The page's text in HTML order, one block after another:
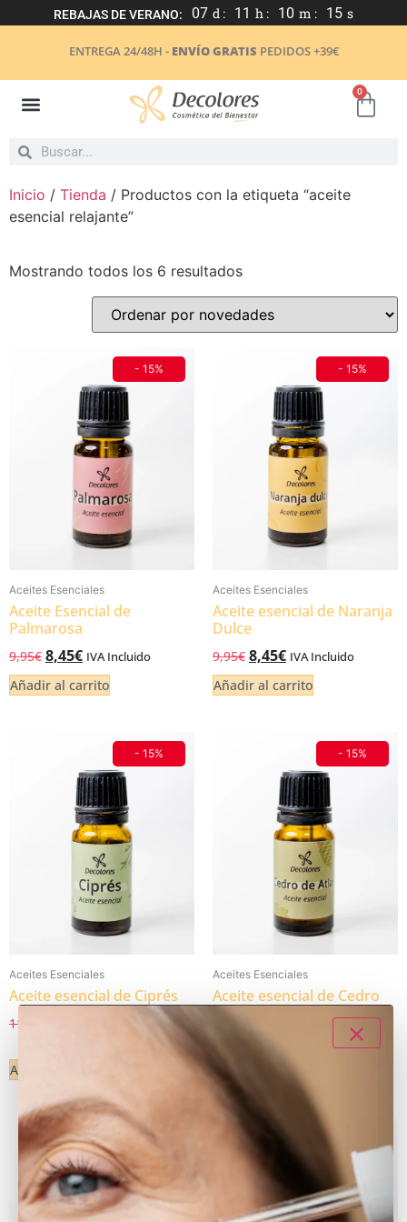
REBAJAS DE VERANO: 07 d : 11 h : 10 m : 15 s
ENTREGA 24/48H - ENVÍO GRATIS PEDIDOS +39€
0
Inicio / Tienda / Productos con la etiqueta “aceite
esencial relajante”
Mostrando todos los 6 resultados
- 15%
Aceites Esenciales
Aceite Esencial de
Palmarosa
9,95€ 8,45€ IVA Incluido
Añadir al carrito
- 15%
Aceites Esenciales
Aceite esencial de Naranja
Dulce
9,95€ 8,45€ IVA Incluido
Añadir al carrito
- 15%
Aceites Esenciales
Aceite esencial de Ciprés
11,50
Añadir al carrito
- 15%
Aceites Esenciales
Aceite esencial de Cedro
del Atlas
9,95 € 8,45 IVA Incluido
Añadir al carrito
- 15%